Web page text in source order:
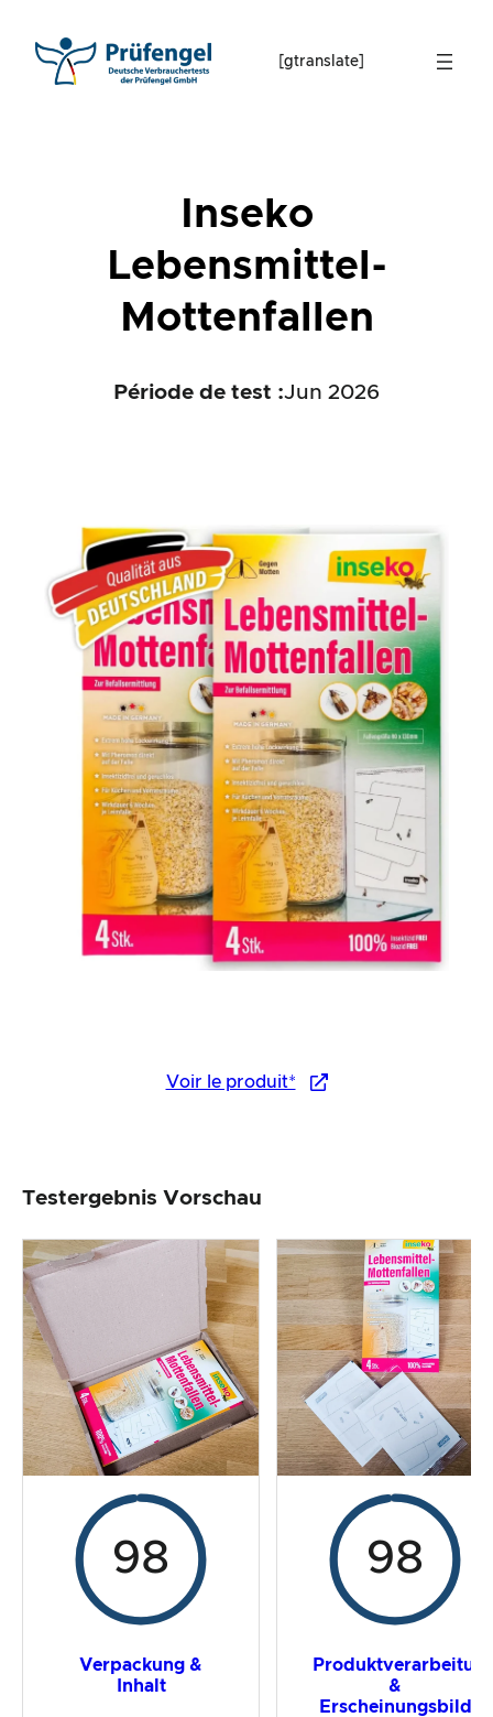
content
[gtranslate]
Inseko
Lebensmittel-
Mottenfallen
Période de test :Jun 2026
Voir le produit*
Testergebnis Vorschau
98
Verpackung &
Inhalt
98
&
Erscheinungsbild